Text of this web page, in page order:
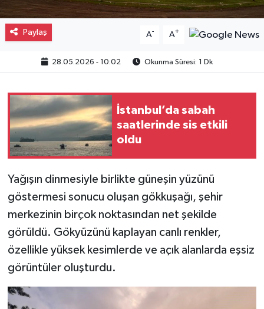
Paylaş A- A+
28.05.2026 - 10:02 Okunma Süresi: 1 Dk
İstanbul’da sabah
saatlerinde sis etkili
oldu
Yağışın dinmesiyle birlikte güneşin yüzünü
göstermesi sonucu oluşan gökkuşağı, şehir
merkezinin birçok noktasından net şekilde
görüldü. Gökyüzünü kaplayan canlı renkler,
özellikle yüksek kesimlerde ve açık alanlarda eşsiz
görüntüler oluşturdu.